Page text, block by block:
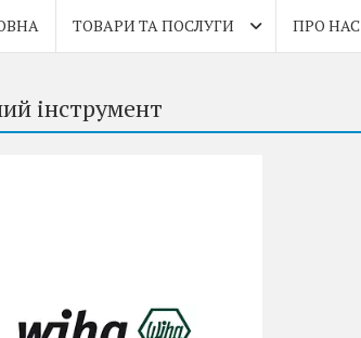
ТОВАРИ ТА ПОСЛУГИ ПРО НАС
інструмент